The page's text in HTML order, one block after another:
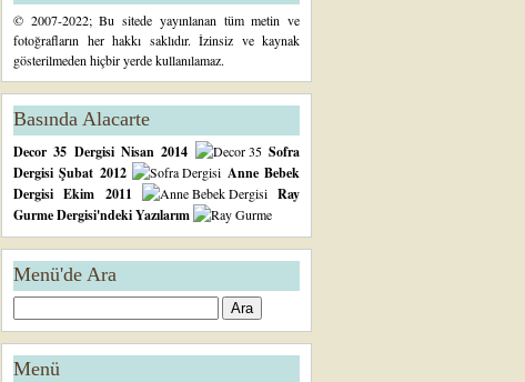
© 2007-2022; Bu sitede yayınlanan tüm metin ve
fotoğrafların her hakkı saklıdır. İzinsiz ve kaynak
gösterilmeden hiçbir yerde kullanılamaz.
Basında Alacarte
Decor 35 Dergisi Nisan 2014
Sofra
Dergisi Şubat 2012
Anne Bebek
Dergisi Ekim 2011
Ray
Gurme Dergisi'ndeki Yazılarım
Menü'de Ara
Menü